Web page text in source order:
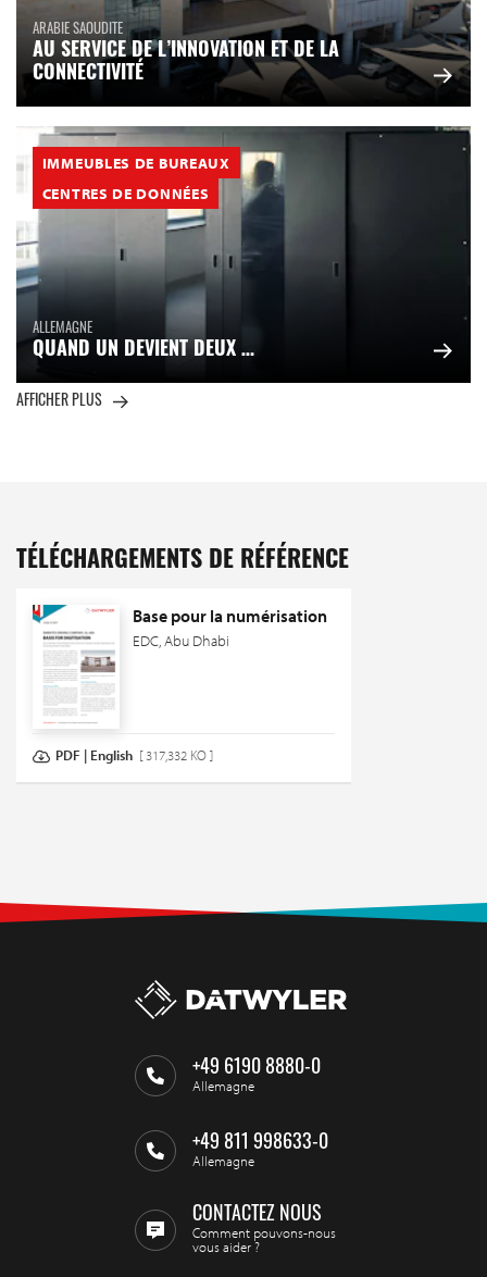
ARABIE SAOUDITE
AU SERVICE DE L’INNOVATION ET DE LA
CONNECTIVITÉ
IMMEUBLES DE BUREAUX
CENTRES DE DONNÉES
ALLEMAGNE
QUAND UN DEVIENT DEUX …
AFFICHER PLUS
TÉLÉCHARGEMENTS DE RÉFÉRENCE
Base pour la numérisation
EDC, Abu Dhabi
PDF | English [ 317,332 KO ]
+49 6190 8880-0
Allemagne
+49 811 998633-0
Allemagne
CONTACTEZ NOUS
Comment pouvons-nous
vous aider ?